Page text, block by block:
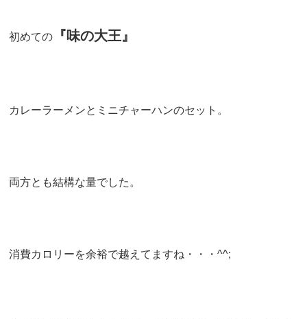
初めての 『味の大王』
カレーラーメンとミニチャーハンのセット。
両方とも結構な量でした。
消費カロリーを余裕で越えてますね・・・^^;